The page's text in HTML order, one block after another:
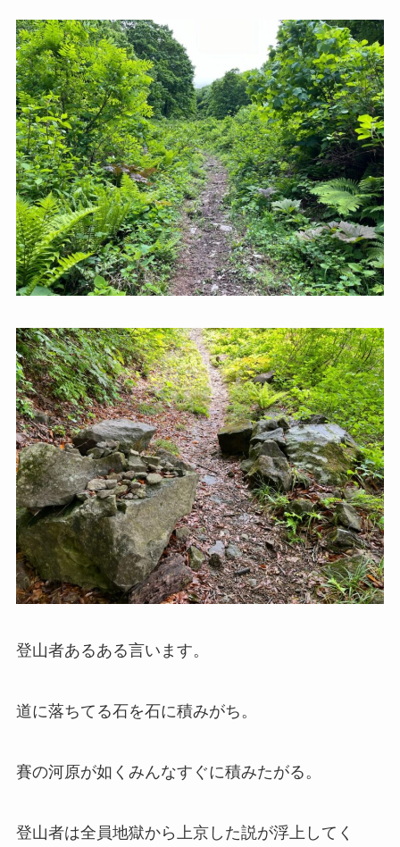
登山者あるある言います。
道に落ちてる石を石に積みがち。
賽の河原が如くみんなすぐに積みたがる。
登山者は全員地獄から上京した説が浮上してく